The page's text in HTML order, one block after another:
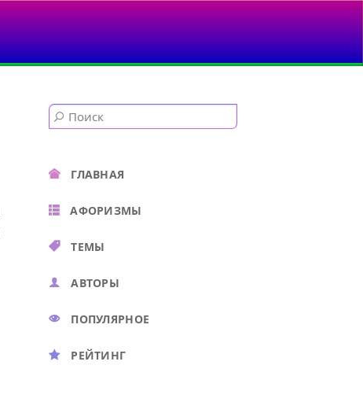
ГЛАВНАЯ
АФОРИЗМЫ
ТЕМЫ
АВТОРЫ
ПОПУЛЯРНОЕ
РЕЙТИНГ